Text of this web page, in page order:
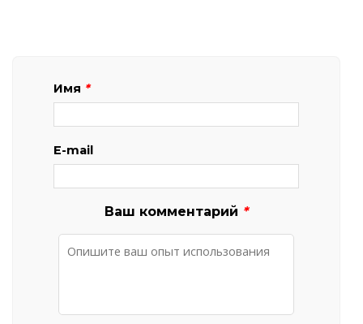
Имя *
E-mail
Ваш комментарий *